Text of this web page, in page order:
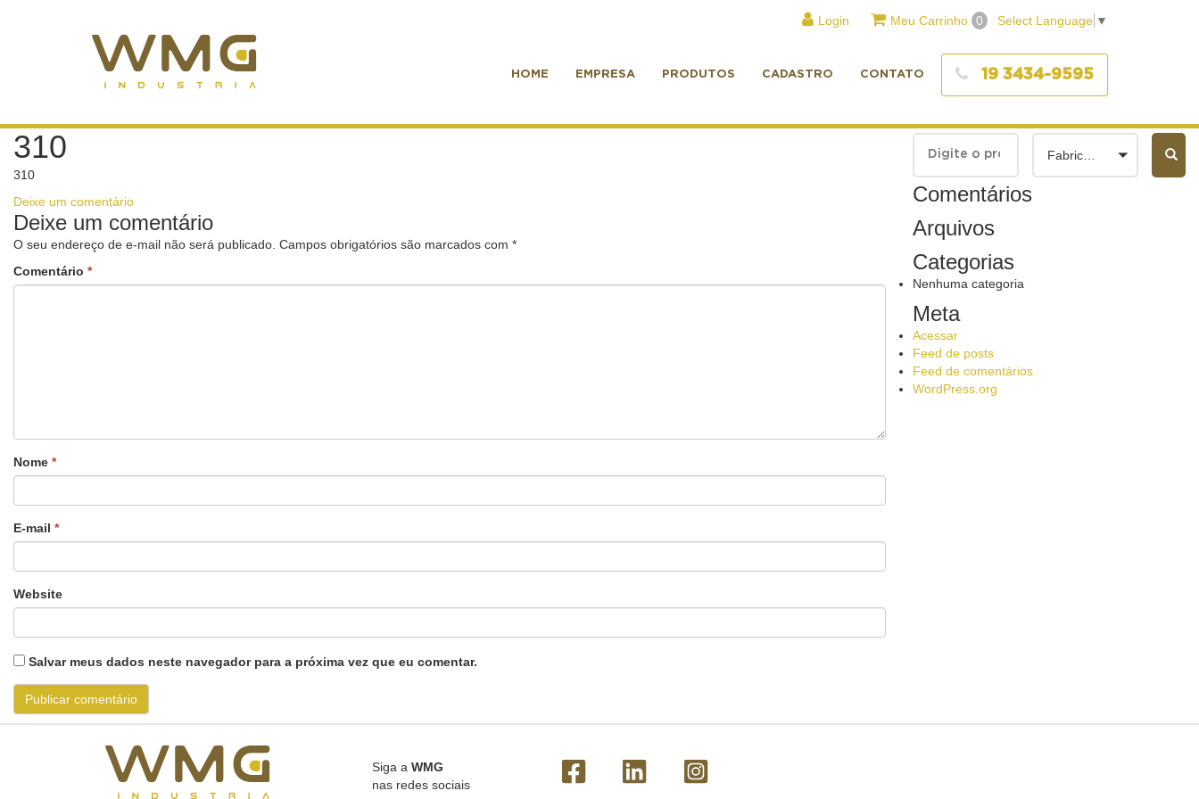
Login Meu Carrinho 0 Select Language ▼
HOME EMPRESA PRODUTOS CADASTRO CONTATO 19 3434-9595
310
310
Deixe um comentário
Deixe um comentário
O seu endereço de e-mail não será publicado. Campos obrigatórios são marcados com *
Comentário *
Nome *
E-mail *
Website
Salvar meus dados neste navegador para a próxima vez que eu comentar.
Fabricantes
Comentários
Arquivos
Categorias
Nenhuma categoria
Meta
Acessar
Feed de posts
Feed de comentários
WordPress.org
Siga a WMG
nas redes sociais